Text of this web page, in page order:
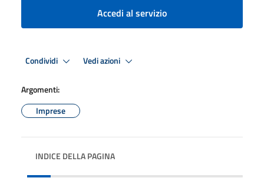
Accedi al servizio
Condividi Vedi azioni
Argomenti:
Imprese
INDICE DELLA PAGINA